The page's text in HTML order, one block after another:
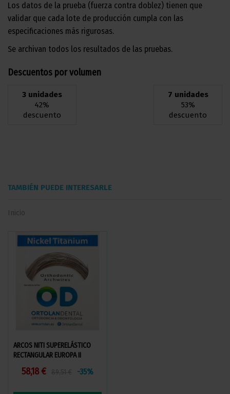
Los datos de la prueba (fuerza contra doblez) tienen que
validar que cada lote de producción cumpla con las
especificaciones más rigurosas.
Se archivan todos los resultados de las pruebas.
Descuentos por volumen
3 unidades
42%
descuento
7 unidades
53%
descuento
TAMBIÉN PUEDE INTERESARLE
Inicio
ARCOS NITI SUPERELÁSTICO
RECTANGULAR EUROPA II
58,18 € -35%